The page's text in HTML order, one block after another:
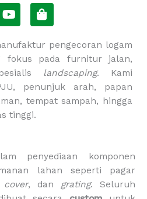
Y
o
t
u
b
e
S
h
p
p
i
n
g
-
pengecoran logam
fokus pada furnitur jalan,
landscaping. Kami
penunjuk arah, papan
tempat sampah, hingga
tinggi.
penyediaan komponen
lahan seperti pagar
, dan grating. Seluruh